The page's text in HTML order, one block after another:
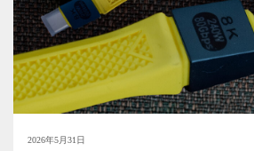
2026年5月31日